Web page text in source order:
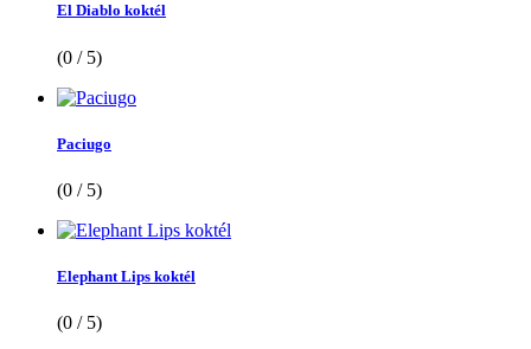
El Diablo koktél
(0 / 5)
Paciugo
(0 / 5)
Elephant Lips koktél
(0 / 5)